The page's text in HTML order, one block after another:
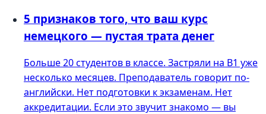
5 признаков того, что ваш курс
немецкого — пустая трата денег
Больше 20 студентов в классе. Застряли на B1 уже
несколько месяцев. Преподаватель говорит по-
английски. Нет подготовки к экзаменам. Нет
аккредитации. Если это звучит знакомо — вы